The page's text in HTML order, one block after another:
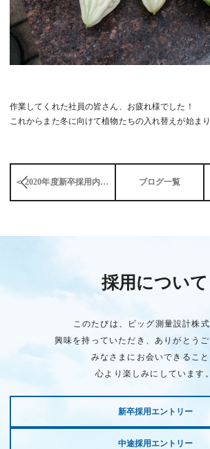
作業してくれた社員の皆さん、お疲れ様でした！
これからまた冬に向けて植物たちの入れ替えが始まり
＜ 2020年度新卒採用内定式 ブログ一覧
採用について
このたびは、ビッグ測量設計株
興味を持っていただき、ありがとうご
みなさまにお会いできること
心より楽しみにしています。
新卒採用エントリー
中途採用エントリー